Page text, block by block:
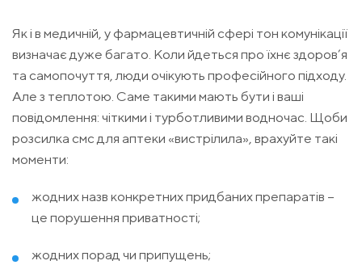
Як і в медичній, у фармацевтичній сфері тон комунікації
визначає дуже багато. Коли йдеться про їхнє здоров’я
та самопочуття, люди очікують професійного підходу.
Але з теплотою. Саме такими мають бути і ваші
повідомлення: чіткими і турботливими водночас. Щоби
розсилка смс для аптеки «вистрілила», врахуйте такі
моменти:
жодних назв конкретних придбаних препаратів –
це порушення приватності;
жодних порад чи припущень;